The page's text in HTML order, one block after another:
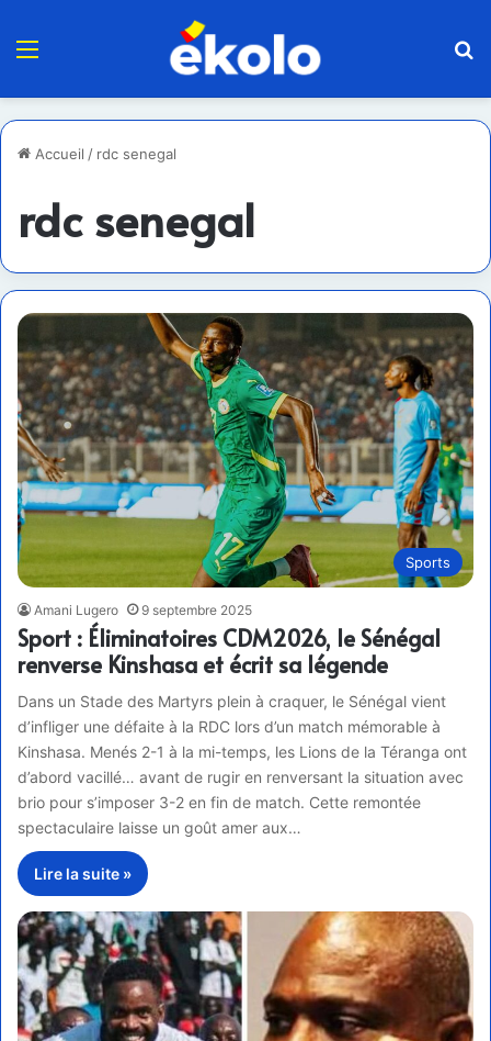
Menu
Accueil / rdc senegal
rdc senegal
Sports
Amani Lugero 9 septembre 2025
Sport : Éliminatoires CDM2026, le Sénégal
renverse Kinshasa et écrit sa légende
Dans un Stade des Martyrs plein à craquer, le Sénégal vient
d’infliger une défaite à la RDC lors d’un match mémorable à
Kinshasa. Menés 2-1 à la mi-temps, les Lions de la Téranga ont
d’abord vacillé… avant de rugir en renversant la situation avec
brio pour s’imposer 3-2 en fin de match. Cette remontée
spectaculaire laisse un goût amer aux…
Lire la suite »